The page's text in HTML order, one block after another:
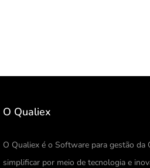
O Qualiex
O Qualiex é o Software para gestão da
simplificar por meio de tecnologia e